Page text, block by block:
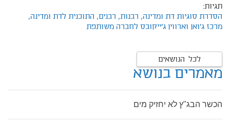
תגיות:
הסדרת סוגיות דת ומדינה, רבנות, רבנים, התוכנית לדת ומדינה,
מרכז ג'ואן וארווין ג'ייקובס לחברה משותפת
לכל הנושאים
מאמרים בנושא
הכשר הבג"ץ לא יחזיק מים